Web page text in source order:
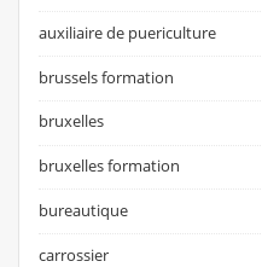
auxiliaire de puericulture
brussels formation
bruxelles
bruxelles formation
bureautique
carrossier